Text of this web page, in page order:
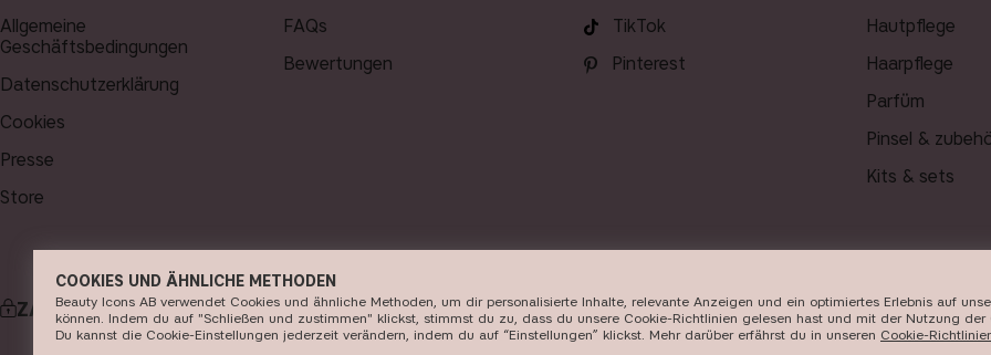
Allgemeine
Geschäftsbedingungen
Datenschutzerklärung
Cookies
Presse
Store
FAQs
Bewertungen
TikTok
Pinterest
hautpflege
haarpflege
parfüm
pinsel &
kits & sets
ZAHLUNG LIEFERUNG
COOKIES UND ÄHNLICHE METHODEN
Beauty Icons AB verwendet Cookies und ähnliche Methoden, um dir personalisierte Inhalte, relevante Anzeigen und ein optimiertes Erlebnis auf
können. Indem du auf "Schließen und zustimmen" klickst, stimmst du zu, dass du unsere Cookie-Richtlinien gelesen hast und mit der Nutzung der
Du kannst die Cookie-Einstellungen jederzeit verändern, indem du auf “Einstellungen” klickst. Mehr darüber erfährst du in unseren ​ Cookie-